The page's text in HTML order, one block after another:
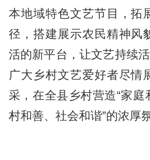
本地域特色文艺节目，拓
径，搭建展示农民精神风
活的新平台，让文艺持续
广大乡村文艺爱好者尽情
采，在全县乡村营造“家
村和善、社会和谐”的浓厚